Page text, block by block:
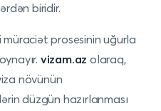
biridir.
prosesinin uğurla
vizam.az olaraq,
növünün
düzgün hazırlanması